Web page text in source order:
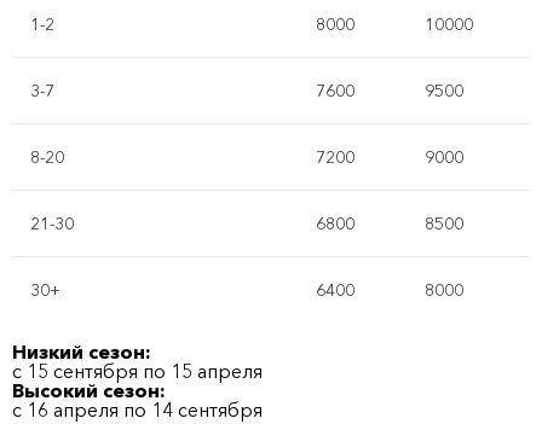
1-2 8000 10000
3-7 7600 9500
8-20 7200 9000
21-30 6800 8500
30+ 6400 8000
Низкий сезон:
с 15 сентября по 15 апреля
Высокий сезон:
с 16 апреля по 14 сентября